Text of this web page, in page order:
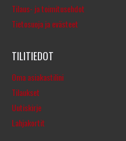
Tilaus- ja toimitusehdot
Tietosuoja ja evästeet
TILITIEDOT
Oma asiakastilini
Tilaukset
Uutiskirje
Lahjakortit